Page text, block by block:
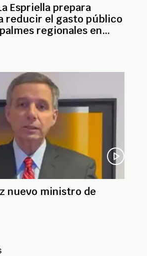
Espriella prepara
reducir el gasto público
regionales en
nuevo ministro de